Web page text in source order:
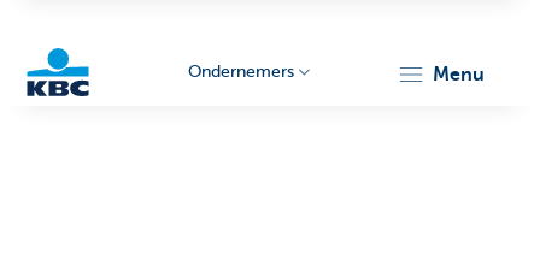
Ondernemers menu